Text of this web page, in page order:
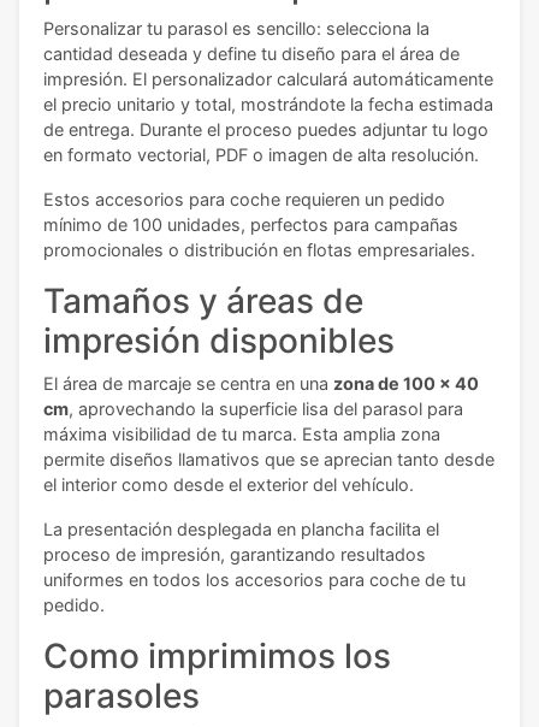
Personalizar tu parasol es sencillo: selecciona la
cantidad deseada y define tu diseño para el área de
impresión. El personalizador calculará automáticamente
el precio unitario y total, mostrándote la fecha estimada
de entrega. Durante el proceso puedes adjuntar tu logo
en formato vectorial, PDF o imagen de alta resolución.
Estos accesorios para coche requieren un pedido
mínimo de 100 unidades, perfectos para campañas
promocionales o distribución en flotas empresariales.
Tamaños y áreas de
impresión disponibles
El área de marcaje se centra en una zona de 100 x 40
cm, aprovechando la superficie lisa del parasol para
máxima visibilidad de tu marca. Esta amplia zona
permite diseños llamativos que se aprecian tanto desde
el interior como desde el exterior del vehículo.
La presentación desplegada en plancha facilita el
proceso de impresión, garantizando resultados
uniformes en todos los accesorios para coche de tu
pedido.
Como imprimimos los
parasoles